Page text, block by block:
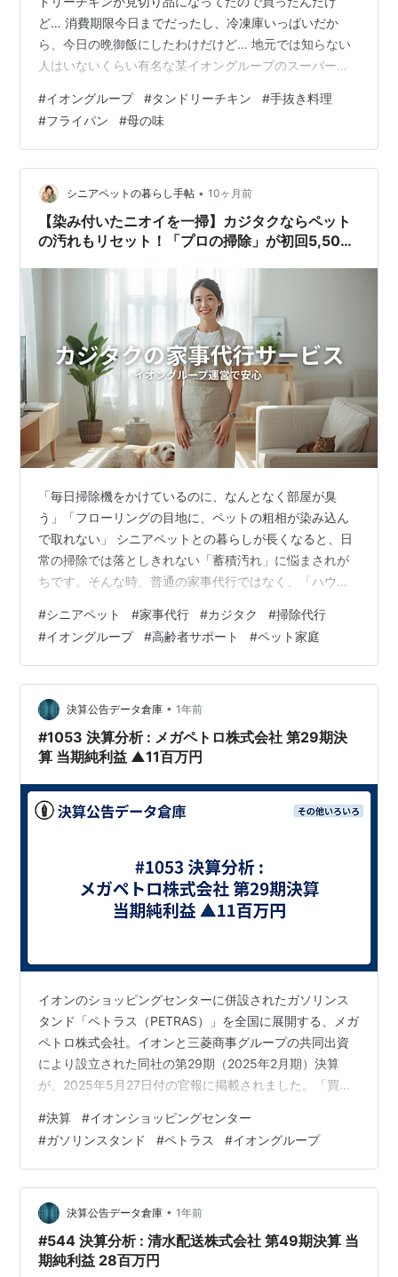
ど… 消費期限今日までだったし、冷凍庫いっぱいだか
ら、今日の晩御飯にしたわけだけど… 地元では知らない
人はいないくらい有名な某イオングループのスーパーで
ちゃ豪勢なご飯振舞ってたけど、私にはこういう手抜き
料理or冷凍食品だったから、彼氏のご飯作るのに使った
食器やその他調理器具を全部私に洗わせて楽しようと考
えてたから…ムカついて3週間ほったらかしてやったら自
分で洗うようになったけど(笑) なんで気づいたかという
と…ホームに入ったときに食事最初頼む…
#イオングループ #タンドリーチキン #手抜き料理
#フライパン #母の味
シニアペットの暮らし手帖 • 10ヶ月前
【染み付いたニオイを一掃】カジタクならペット
の汚れもリセット！「プロの掃除」が初回5,500
「毎日掃除機をかけているのに、なんとなく部屋が臭
う」「フローリングの目地に、ペットの粗相が染み込ん
で取れない」 シニアペットとの暮らしが長くなると、日
常の掃除では落としきれない「蓄積汚れ」に悩まされが
ちです。そんな時、普通の家事代行ではなく、「ハウス
す。 今回は、イオングループが運営する「カジタク」を
紹介します。ただの家事手伝いではなく、「部屋を新品
同様にリセットする」ための活用術をお伝えします。 カ
ジタクが「ペット汚れ」に強い3つの理由 1. 「仕上がり
満足保証」がある自信 2. 90分5,500円で「プロの技」を
試せる 3. 花王と共同開発し…
#シニアペット #家事代行 #カジタク #掃除代行
#イオングループ #高齢者サポート #ペット家庭
決算公告データ倉庫 • 1年前
#1053 決算分析 : メガペトロ株式会社 第29期決
算 当期純利益 ▲11百万円
イオンのショッピングセンターに併設されたガソリンス
タンド「ペトラス（PETRAS）」を全国に展開する、メガ
ペトロ株式会社。イオンと三菱商事グループの共同出資
により設立された同社の第29期（2025年2月期）決算
が、2025年5月27日付の官報に掲載されました。「買い
支えてきた同社。EV化や燃費向上という逆風の中、新た
な活路を見出そうとする同社の経営状況と事業戦略に迫
ります。 20250228_29_メガペトロ決算 第29期 決算の
ポイント（単位：百万円）資産合計: 3,814百万円 (約
38.1億円) 負債合計: 2,668百万円 (約26…
#決算 #イオンショッピングセンター
#ガソリンスタンド #ペトラス #イオングループ
決算公告データ倉庫 • 1年前
#544 決算分析 : 清水配送株式会社 第49期決算 当
期純利益 28百万円